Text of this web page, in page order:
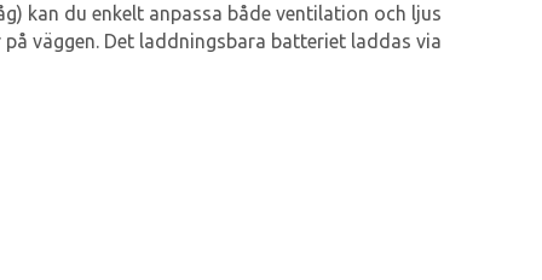
kan du enkelt anpassa både ventilation och ljus
väggen. Det laddningsbara batteriet laddas via